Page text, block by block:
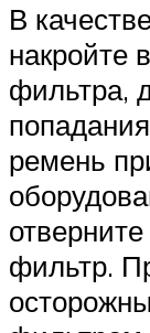
В
накройте
фильтра,
ремень
фильтр.